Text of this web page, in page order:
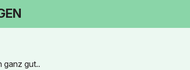
ganz gut..